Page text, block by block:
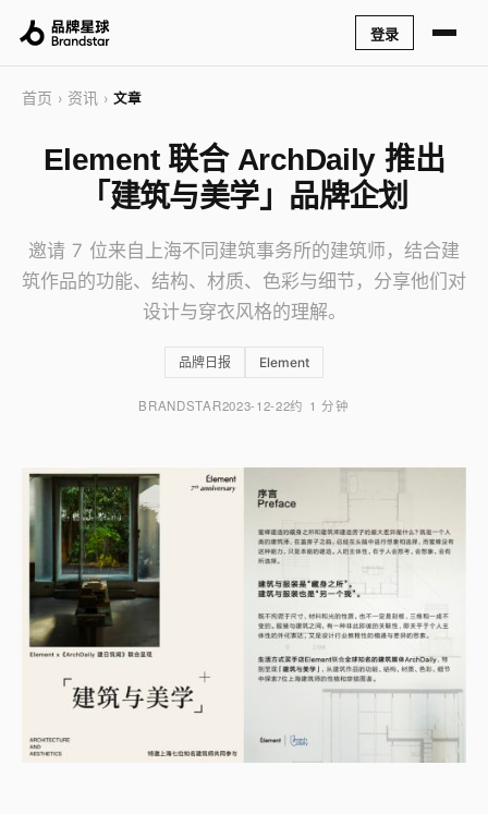
登录
首页 › 资讯 › 文章
Element 联合 ArchDaily 推出
「建筑与美学」品牌企划
邀请 7 位来自上海不同建筑事务所的建筑师，结合建
筑作品的功能、结构、材质、色彩与细节，分享他们对
设计与穿衣风格的理解。
品牌日报 Element
BRANDSTAR2023-12-22约 1 分钟